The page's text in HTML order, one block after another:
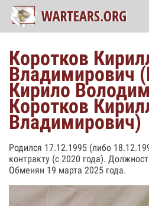
Коротков
Владимирович
Кирило
Коротков
Владимирович)
Родился 17.12.1995 (либо
контракту (с 2020 года).
Обменян 19 марта 2025 года.